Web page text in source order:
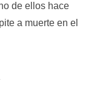
de ellos hace
a muerte en el